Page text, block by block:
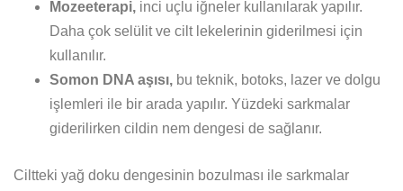
Mozeeterapi, inci uçlu iğneler kullanılarak yapılır.
Daha çok selülit ve cilt lekelerinin giderilmesi için
kullanılır.
Somon DNA aşısı, bu teknik, botoks, lazer ve dolgu
işlemleri ile bir arada yapılır. Yüzdeki sarkmalar
giderilirken cildin nem dengesi de sağlanır.
Ciltteki yağ doku dengesinin bozulması ile sarkmalar